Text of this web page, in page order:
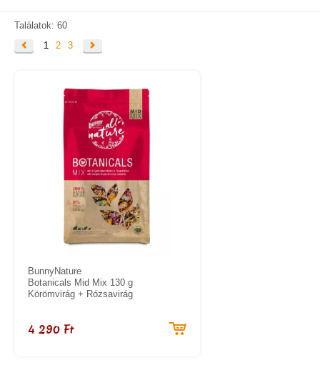
SZÁLLÍTÁSI INFORMÁCIÓK
VÁSÁRLÁSI FELTÉTELEK
KAPCSOLAT
Találatok: 60
1
2 3
BunnyNature
Botanicals Mid Mix 130 g
Körömvirág + Rózsavirág
4 290 Ft